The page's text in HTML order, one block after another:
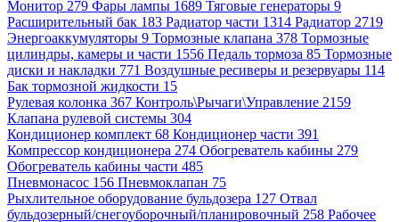
Монитор 279 Фары лампы 1689 Тяговые генераторы 9
Расширительный бак 183 Радиатор части 1314 Радиатор 2719
Энергоаккумуляторы 9 Тормозные клапана 378 Тормозные
цилиндры, камеры и части 1556 Педаль тормоза 85 Тормозные
диски и накладки 771 Воздушные ресиверы и резервуары 114
Бак тормозной жидкости 15
Рулевая колонка 367 Контроль\Рычаги\Управление 2159
Клапана рулевой системы 304
Кондиционер комплект 68 Кондиционер части 391
Компрессор кондиционера 274 Обогреватель кабины 279
Обогреватель кабины части 485
Пневмонасос 156 Пневмоклапан 75
Рыхлительное оборудование бульдозера 127 Отвал
бульдозерный/снегоуборочный/планировочный 258 Рабочее